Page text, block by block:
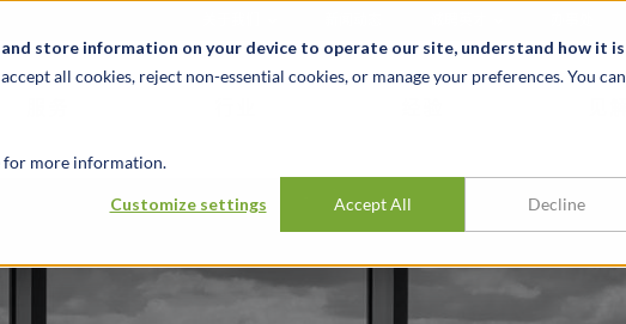
store information on your device to operate our site, understand how it is
all cookies, reject non-essential cookies, or manage your preferences. You can
for more information.
Customize settings Accept All Decline